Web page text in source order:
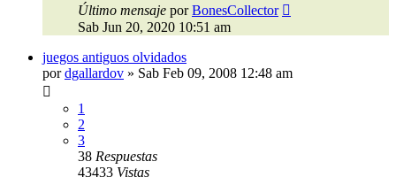
Último mensaje porBonesCollector
Sab Jun 20, 2020 10:51 am
juegos antiguos olvidados
pordgallardov » Sab Feb 09, 2008 12:48 am
1
2
3
38 Respuestas
43433 Vistas